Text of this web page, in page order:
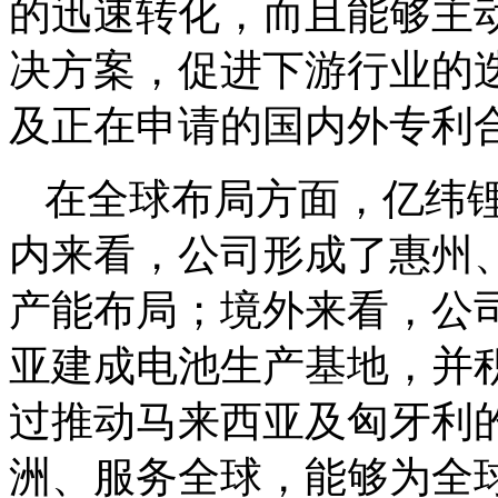
的迅速转化，而且能够主
决方案，促进下游行业的
及正在申请的国内外专利
在全球布局方面，亿纬
内来看，公司形成了惠州
产能布局；境外来看，公
亚建成电池生产基地，并
过推动马来西亚及匈牙利
洲、服务全球，能够为全